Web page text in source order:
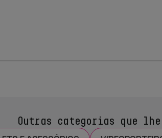
Outras categorias que